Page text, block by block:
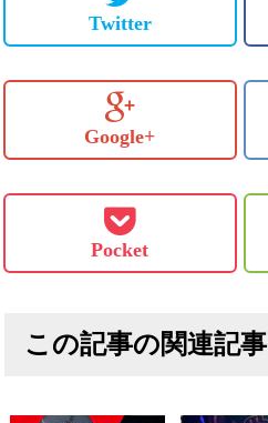
Twitter
Google+
Pocket
この記事の関連記事